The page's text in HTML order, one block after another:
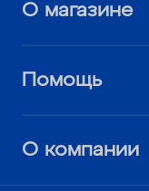
О магазине
Помощь
О компании